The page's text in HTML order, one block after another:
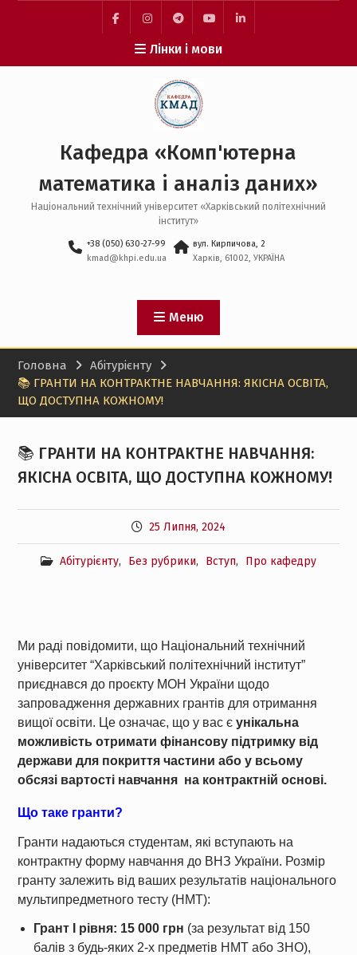
facebookinstagramtelegramyoutubelinkedin
Лінки і мови
Кафедра «Комп'ютерна
математика і аналіз даних»
Національний технічний університет «Харківський політехнічний
інститут»
+38 (050) 630-27-99
kmad@khpi.edu.ua
вул. Кирпичова, 2
Харків, 61002, УКРАЇНА
Меню
Головна
Абітурієнту
📚 ГРАНТИ НА КОНТРАКТНЕ НАВЧАННЯ: ЯКІСНА ОСВІТА,
ЩО ДОСТУПНА КОЖНОМУ!
📚 ГРАНТИ НА КОНТРАКТНЕ НАВЧАННЯ:
ЯКІСНА ОСВІТА, ЩО ДОСТУПНА КОЖНОМУ!
25 Липня, 2024
Абітурієнту, Без рубрики, Вступ, Про кафедру
Ми раді повідомити, що Національний технічний
університет “Харківський політехнічний інститут”
приєднався до проєкту МОН України щодо
запровадження державних грантів для отримання
вищої освіти. Це означає, що у вас є унікальна
можливість отримати фінансову підтримку від
держави для покриття частини або у всьому
обсязі вартості навчання на контрактній основі.
Що таке гранти?
Гранти надаються студентам, які вступають на
контрактну форму навчання до ВНЗ України. Розмір
гранту залежить від ваших результатів національного
мультипредметного тесту (НМТ):
Грант І рівня: 15 000 грн (за результат від 150
балів з будь-яких 2-х предметів НМТ або ЗНО),